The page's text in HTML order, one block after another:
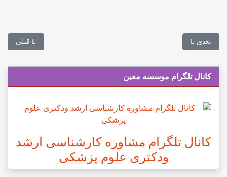
مطلب قبلی:
قبلیمطلب بعدی: حذف بیش از هزار رشته‌ محل از فهرست رشته‌های
بعدی
کانال تلگرام موسسه معین
کانال تلگرام مشاوره کارشناسی ارشد
ودکتری علوم پزشکی